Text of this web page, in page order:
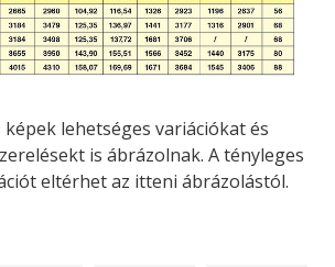
lehetséges variációkat és
is ábrázolnak. A tényleges
eltérhet az itteni ábrázolástól.